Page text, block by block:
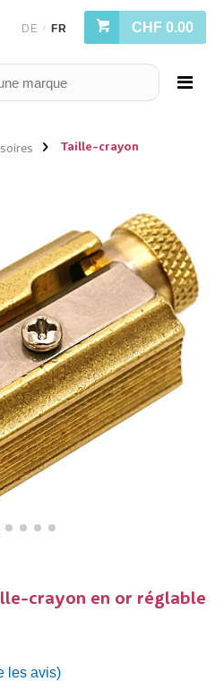
DE / FR CHF 0.00
Taille-crayon
crayon en or réglable
les avis)